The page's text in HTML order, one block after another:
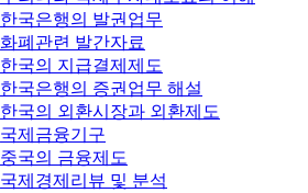
한국은행의 발권업무
화폐관련 발간자료
한국의 지급결제제도
한국은행의 증권업무 해설
한국의 외환시장과 외환제도
국제금융기구
중국의 금융제도
국제경제리뷰 및 분석